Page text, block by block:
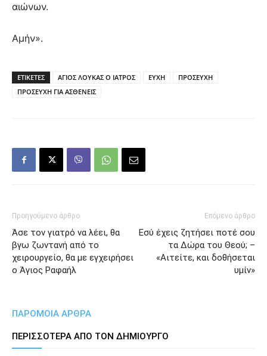
αιώνων.
Αμήν».
ΕΤΙΚΕΤΕΣ ΑΓΙΟΣ ΛΟΥΚΑΣ Ο ΙΑΤΡΟΣ ΕΥΧΗ
ΠΡΟΣΕΥΧΗ
ΠΡΟΣΕΥΧΗ ΓΙΑ ΑΣΘΕΝΕΙΣ
Προηγούμενο άρθρο
Άσε τον γιατρό να λέει, θα
βγω ζωντανή από το
χειρουργείο, θα με εγχειρήσει
ο Άγιος Ραφαήλ
Επόμενο άρθρο
Εσύ έχεις ζητήσει ποτέ σου
τα Δώρα του Θεού; –
«Αιτείτε, και δοθήσεται
υμίν»
ΠΑΡΟΜΟΙΑ ΑΡΘΡΑ
ΠΕΡΙΣΣΟΤΕΡΑ ΑΠΟ ΤΟΝ ΔΗΜΙΟΥΡΓΟ